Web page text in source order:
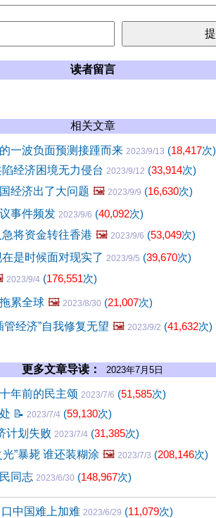
读者留言
相关文章
一波负面预测接踵而来 2023/9/13 (18,417次)
经济困境无力侵台 2023/9/12 (33,914次)
经济出了大问题 🖼️ 2023/9/9 (16,630次)
事件频发 2023/9/6 (40,092次)
将资金转往香港 🖼️ 2023/9/6 (53,049次)
是时候面对现实了 2023/9/5 (39,670次)
2023/9/4 (176,551次)
累全球 🖼️ 2023/8/30 (21,007次)
经济”自我修复无望 🖼️ 2023/9/2 (41,632次)
更多文章导读： 2023年7月5日
年前的民主颂 2023/7/6 (51,585次)
📝 2023/7/4 (59,130次)
计划失败 2023/7/4 (31,385次)
”暴毙 谁还装糊涂 🖼️ 2023/7/3 (208,146次)
同志 2023/6/30 (148,967次)
中国难上加难 2023/6/29 (11,079次)